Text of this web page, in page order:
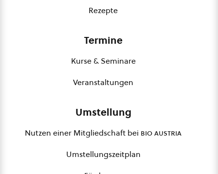
Rezepte
Termine
Kurse & Seminare
Veranstaltungen
Umstellung
Nutzen einer Mitgliedschaft bei bio austria
Umstellungszeitplan